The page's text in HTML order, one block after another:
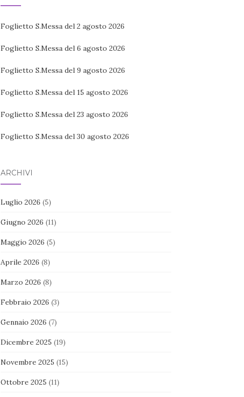
Foglietto S.Messa del 2 agosto 2026
Foglietto S.Messa del 6 agosto 2026
Foglietto S.Messa del 9 agosto 2026
Foglietto S.Messa del 15 agosto 2026
Foglietto S.Messa del 23 agosto 2026
Foglietto S.Messa del 30 agosto 2026
ARCHIVI
Luglio 2026 (5)
Giugno 2026 (11)
Maggio 2026 (5)
Aprile 2026 (8)
Marzo 2026 (8)
Febbraio 2026 (3)
Gennaio 2026 (7)
Dicembre 2025 (19)
Novembre 2025 (15)
Ottobre 2025 (11)